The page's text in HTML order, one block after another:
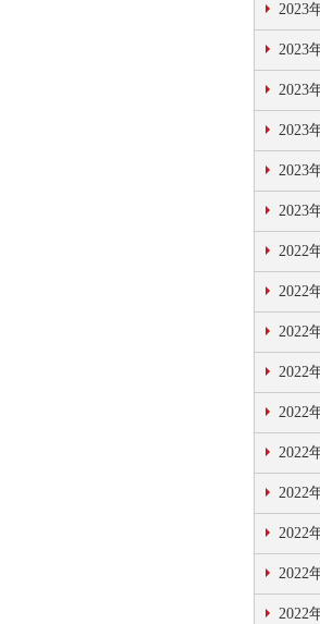
2023
2023
2023
2023
2023
2023
2022
2022
2022
2022
2022
2022
2022
2022
2022
2022